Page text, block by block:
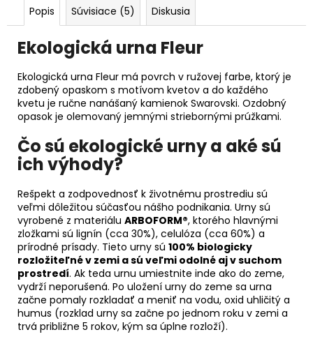
Popis Súvisiace (5) Diskusia
Ekologická urna Fleur
Ekologická urna Fleur má povrch v ružovej farbe, ktorý je
zdobený opaskom s motívom kvetov a do každého
kvetu je ručne nanášaný kamienok Swarovski. Ozdobný
opasok je olemovaný jemnými striebornými prúžkami.
Čo sú ekologické urny a aké sú
ich výhody?
Rešpekt a zodpovednosť k životnému prostrediu sú
veľmi dôležitou súčasťou nášho podnikania. Urny sú
vyrobené z materiálu ARBOFORM®, ktorého hlavnými
zložkami sú lignín (cca 30%), celulóza (cca 60%) a
prírodné prísady. Tieto urny sú 100% biologicky
rozložiteľné v zemi a sú veľmi odolné aj v suchom
prostredí. Ak teda urnu umiestnite inde ako do zeme,
vydrží neporušená. Po uložení urny do zeme sa urna
začne pomaly rozkladať a meniť na vodu, oxid uhličitý a
humus (rozklad urny sa začne po jednom roku v zemi a
trvá približne 5 rokov, kým sa úplne rozloží).